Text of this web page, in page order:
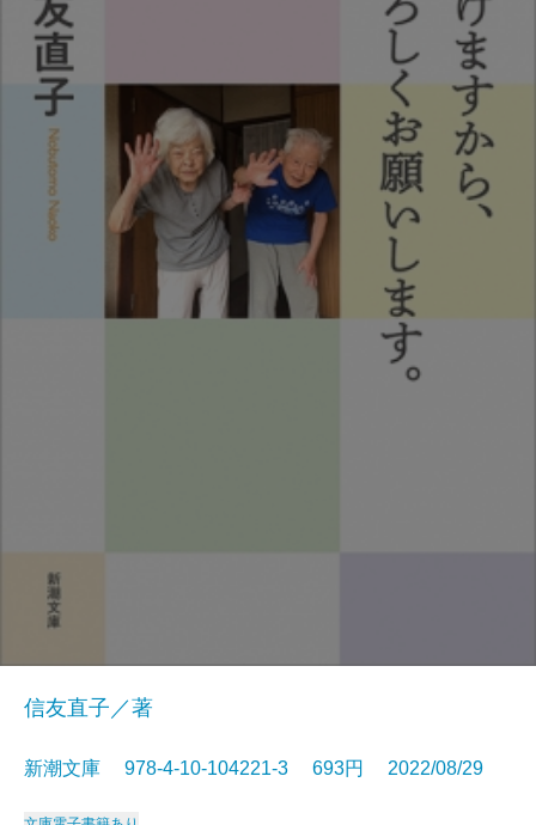
信友直子／著
新潮文庫 978-4-10-104221-3 693円 2022/08/29